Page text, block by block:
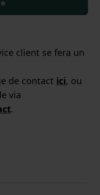
client se fera un
de contact ici, ou
via
.